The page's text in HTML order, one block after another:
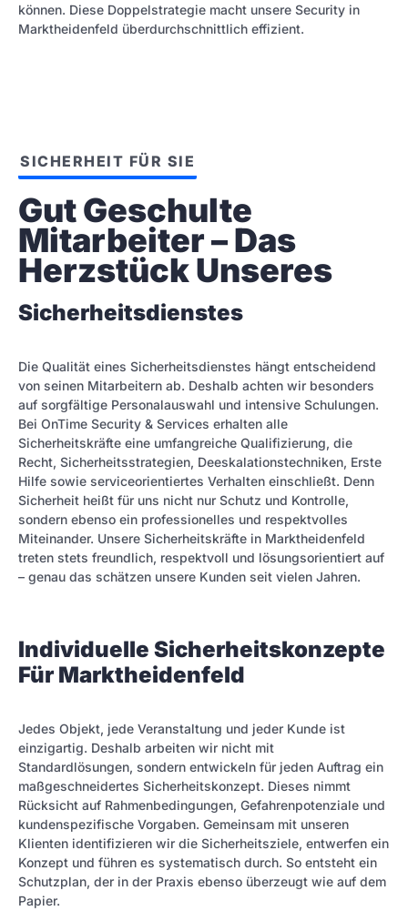
können. Diese Doppelstrategie macht unsere Security in
Marktheidenfeld überdurchschnittlich effizient.
SICHERHEIT FÜR SIE
Gut Geschulte
Mitarbeiter – Das
Herzstück Unseres
Sicherheitsdienstes
Die Qualität eines Sicherheitsdienstes hängt entscheidend
von seinen Mitarbeitern ab. Deshalb achten wir besonders
auf sorgfältige Personalauswahl und intensive Schulungen.
Bei OnTime Security & Services erhalten alle
Sicherheitskräfte eine umfangreiche Qualifizierung, die
Recht, Sicherheitsstrategien, Deeskalationstechniken, Erste
Hilfe sowie serviceorientiertes Verhalten einschließt. Denn
Sicherheit heißt für uns nicht nur Schutz und Kontrolle,
sondern ebenso ein professionelles und respektvolles
Miteinander. Unsere Sicherheitskräfte in Marktheidenfeld
treten stets freundlich, respektvoll und lösungsorientiert auf
– genau das schätzen unsere Kunden seit vielen Jahren.
Individuelle Sicherheitskonzepte
Für Marktheidenfeld
Jedes Objekt, jede Veranstaltung und jeder Kunde ist
einzigartig. Deshalb arbeiten wir nicht mit
Standardlösungen, sondern entwickeln für jeden Auftrag ein
maßgeschneidertes Sicherheitskonzept. Dieses nimmt
Rücksicht auf Rahmenbedingungen, Gefahrenpotenziale und
kundenspezifische Vorgaben. Gemeinsam mit unseren
Klienten identifizieren wir die Sicherheitsziele, entwerfen ein
Konzept und führen es systematisch durch. So entsteht ein
Schutzplan, der in der Praxis ebenso überzeugt wie auf dem
Papier.